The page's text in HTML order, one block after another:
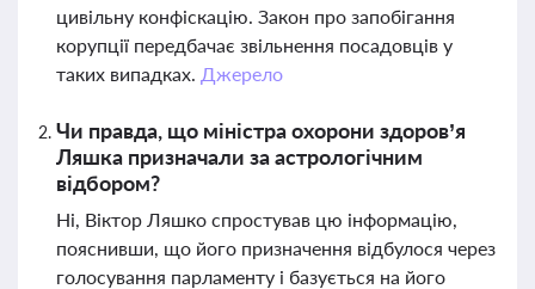
цивільну конфіскацію. Закон про запобігання
корупції передбачає звільнення посадовців у
таких випадках. Джерело
Чи правда, що міністра охорони здоров’я
Ляшка призначали за астрологічним
відбором?
Ні, Віктор Ляшко спростував цю інформацію,
пояснивши, що його призначення відбулося через
голосування парламенту і базується на його